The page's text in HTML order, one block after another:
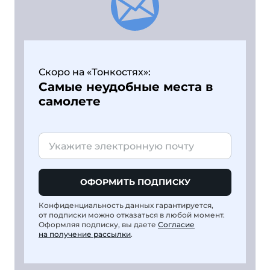
Скоро на «Тонкостях»:
Самые неудобные места в
самолете
ОФОРМИТЬ ПОДПИСКУ
Конфиденциальность данных гарантируется,
от подписки можно отказаться в любой момент.
Оформляя подписку, вы даете Согласие
на получение рассылки.